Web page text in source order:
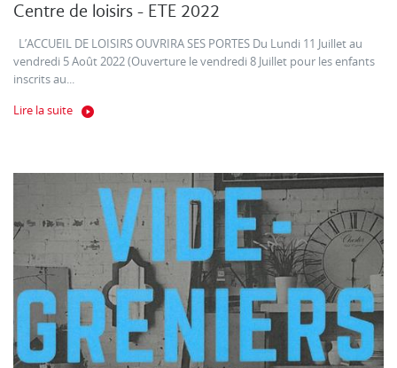
Centre de loisirs - ETE 2022
L’ACCUEIL DE LOISIRS OUVRIRA SES PORTES Du Lundi 11 Juillet au
vendredi 5 Août 2022 (Ouverture le vendredi 8 Juillet pour les enfants
inscrits au...
Lire la suite